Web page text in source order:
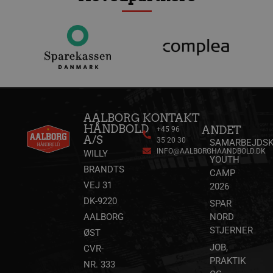
AALBORG
HÅNDBOLD
A/S
WILLY
BRANDTS
VEJ 31
DK-9220
AALBORG
ØST
CVR-
NR. 333
KONTAKT
+45 96
35 20 30
INFO@AALBORGHAANDBOLD.DK
ANDET
YOUTH
CAMP
2026
SPAR
NORD
STJERNER
JOB,
PRAKTIK
lf-cmp-189350 aalborghaandbold.dk 1 år